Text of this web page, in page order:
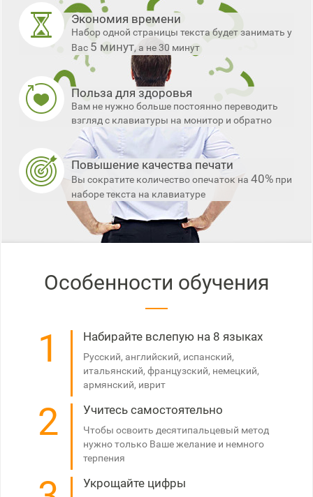
Экономия времени
Набор одной страницы текста будет занимать у
Вас 5 минут, а не 30 минут
Польза для здоровья
Вам не нужно больше постоянно переводить
взгляд с клавиатуры на монитор и обратно
Повышение качества печати
Вы сократите количество опечаток на 40% при
наборе текста на клавиатуре
Особенности обучения
1 Набирайте вслепую на 8 языках
Русский, английский, испанский,
итальянский, французский, немецкий,
армянский, иврит
2 Учитесь самостоятельно
Чтобы освоить десятипальцевый метод
нужно только Ваше желание и немного
терпения
Укрощайте цифры